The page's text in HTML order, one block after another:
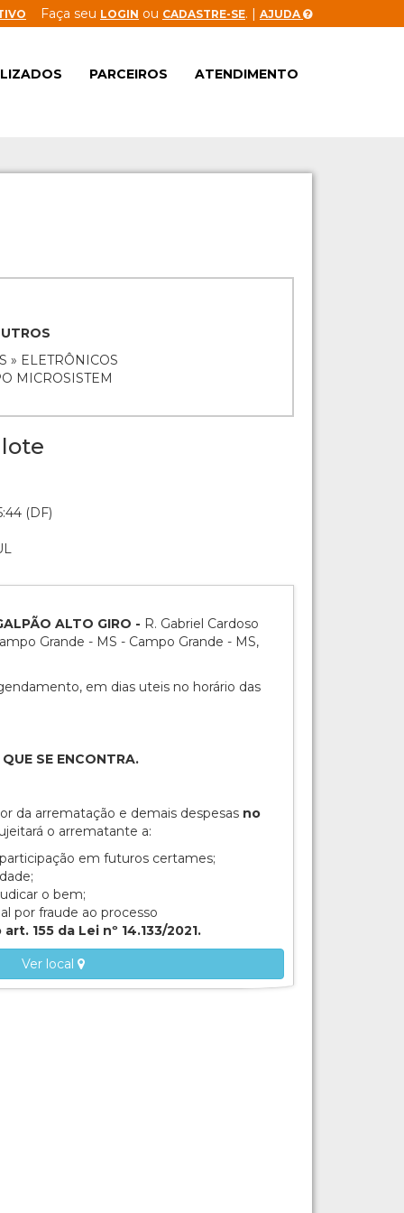
Faça seu LOGIN ou CADASTRE-SE. | AJUDA
PARCEIROS ATENDIMENTO
» ELETRÔNICOS
MICROSISTEM
(DF)
ALTO GIRO - R. Gabriel Cardoso
Grande - MS - Campo Grande - MS,
em dias uteis no horário das
SE ENCONTRA.
da arrematação e demais despesas no
o arrematante a:
em futuros certames;
o bem;
por fraude ao processo
155 da Lei nº 14.133/2021.
Ver local